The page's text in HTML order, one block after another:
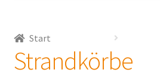
Start
Strandkörbe